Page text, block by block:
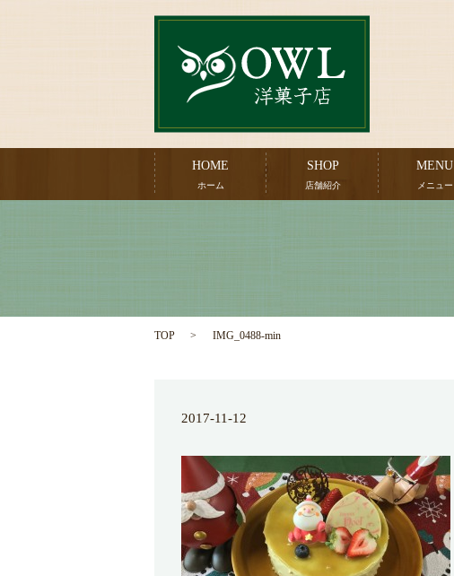
HOME
ホーム
SHOP
店舗紹介
MENU
メニュー
TOP IMG_0488-min
2017-11-12